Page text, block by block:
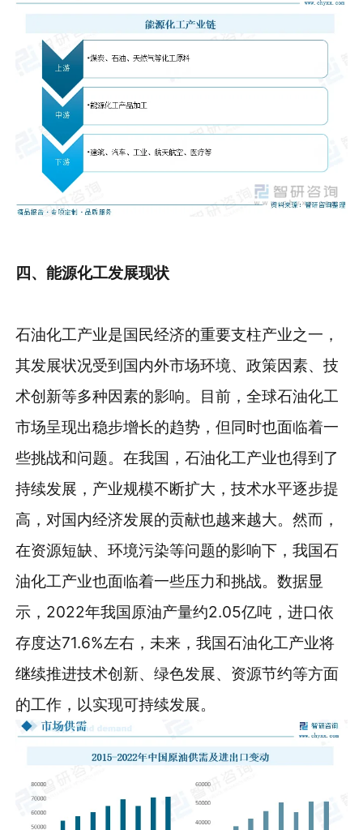
四、能源化工发展现状
石油化工产业是国民经济的重要支柱产业之一，
其发展状况受到国内外市场环境、政策因素、技
术创新等多种因素的影响。目前，全球石油化工
市场呈现出稳步增长的趋势，但同时也面临着一
些挑战和问题。在我国，石油化工产业也得到了
持续发展，产业规模不断扩大，技术水平逐步提
高，对国内经济发展的贡献也越来越大。然而，
在资源短缺、环境污染等问题的影响下，我国石
油化工产业也面临着一些压力和挑战。数据显
示，2022年我国原油产量约2.05亿吨，进口依
存度达71.6%左右，未来，我国石油化工产业将
继续推进技术创新、绿色发展、资源节约等方面
的工作，以实现可持续发展。